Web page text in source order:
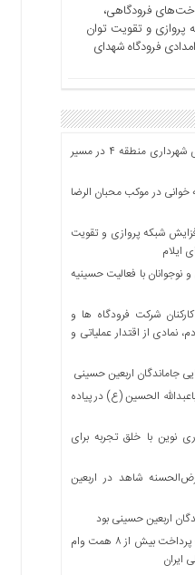
فرودگاهی،
پروازی و تقویت توان
فرودگاه شهدای
خدمات رسانی موکب محبان الرضای شهرداری منطقه ۴ در مسیر
خوانی در موکب محبان الرضا
شبکه پروازی و تقویت
ایلام
نوجوانان با فعالیت حسینیه
شرکت فرودگاه ها و
نمادی از اقتدار عملیاتی و
جاماندگان اربعین حسینی
۱۲ از عاشقان اباعبدالله الحسین (ع) در پیاده
نوین با خلق تجربه برای
شاهد در اربعین
اربعین حسینی بود
در چهار ماه نخست ۱۴۰۵ رقم خورد؛ پرداخت بیش از ۸ همت وام
ایران